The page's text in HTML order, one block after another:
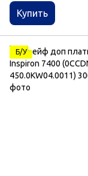
Купить
Б/У